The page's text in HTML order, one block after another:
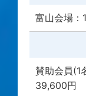
富山会場
賛助会員(1
39,600円